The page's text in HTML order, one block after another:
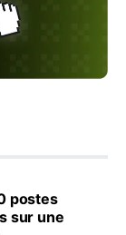
postes
sur une